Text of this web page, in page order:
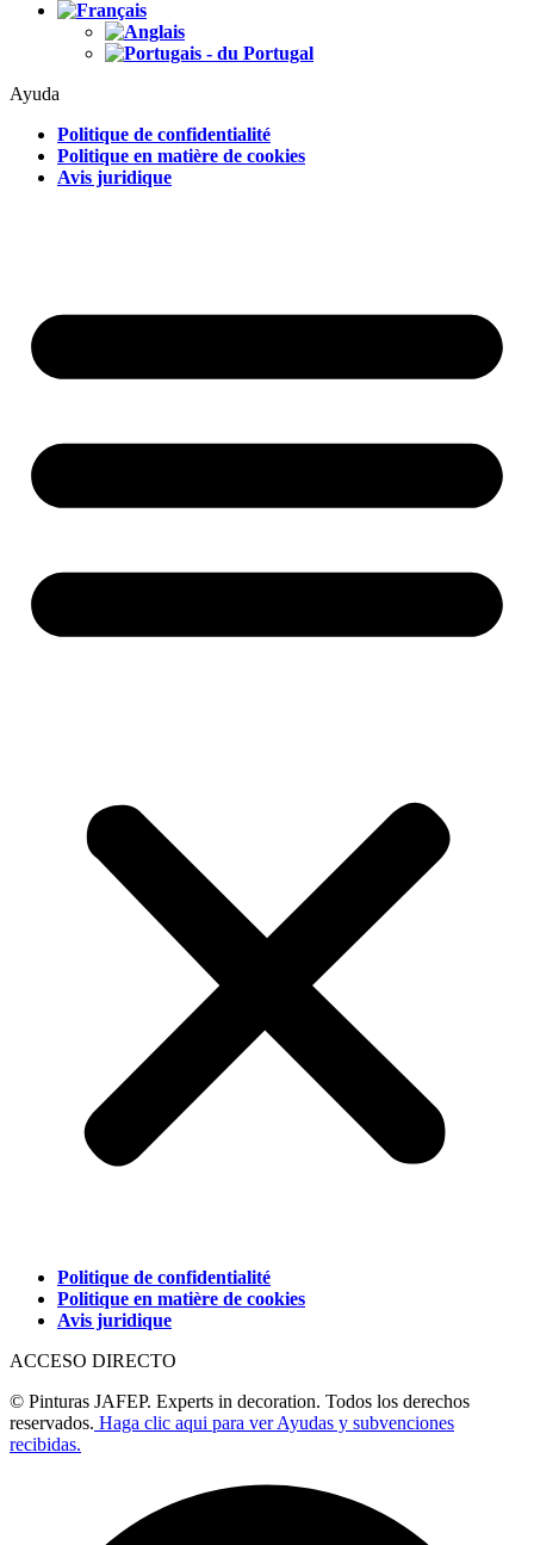
Ayuda
Politique de confidentialité
Politique en matière de cookies
Avis juridique
Politique de confidentialité
Politique en matière de cookies
Avis juridique
ACCESO DIRECTO
© Pinturas JAFEP. Experts in decoration. Todos los derechos
reservados. Haga clic aqui para ver Ayudas y subvenciones
recibidas.